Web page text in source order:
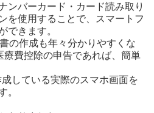
ンバーカード・カード読み取り
を使用することで、スマートフ
できます。
作成も年々分かりやすくな
療費控除の申告であれば、簡単
している実際のスマホ画面を
。